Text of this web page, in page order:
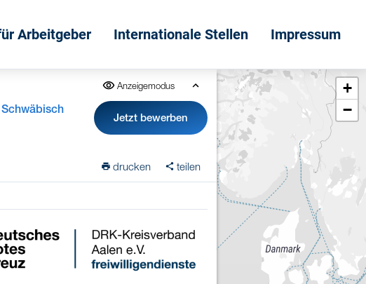
Arbeitgeber Internationale Stellen Impressum
Anzeigemodus
Jetzt bewerben
drucken teilen
+
−